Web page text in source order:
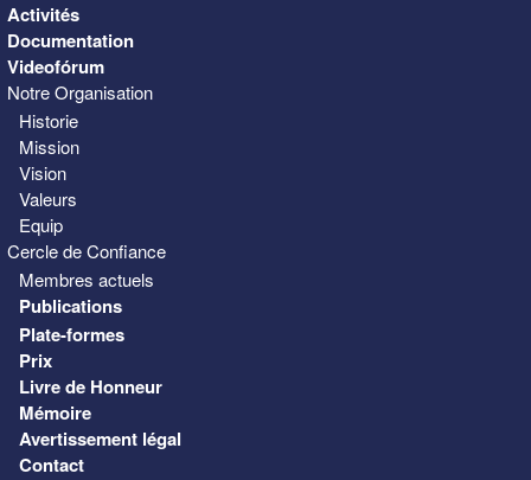
Activités
Documentation
Videofórum
Notre Organisation
Historie
Mission
Vision
Valeurs
Equip
Cercle de Confiance
Membres actuels
Publications
Plate-formes
Prix
Livre de Honneur
Mémoire
Avertissement légal
Contact